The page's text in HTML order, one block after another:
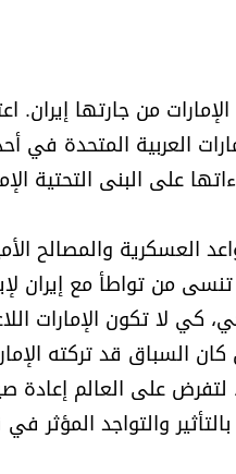
من جارتها إيران.
العربية المتحدة في
على البنى التحتية
العسكرية والمصالح
من تواطأ مع إيران
كي لا تكون الإمارات
السباق قد تركته
على العالم إعادة
والتواجد المؤثر